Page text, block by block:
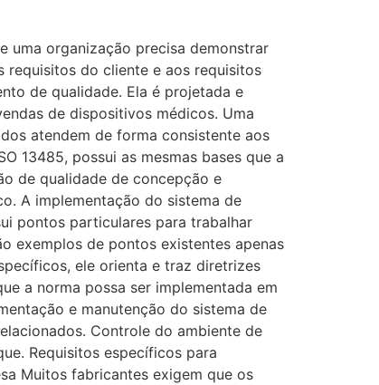
uma organização precisa demonstrar
requisitos do cliente e aos requisitos
de qualidade. Ela é projetada e
de dispositivos médicos. Uma
atendem de forma consistente aos
13485, possui as mesmas bases que a
de qualidade de concepção e
A implementação do sistema de
pontos particulares para trabalhar
exemplos de pontos existentes apenas
ele orienta e traz diretrizes
a norma possa ser implementada em
e manutenção do sistema de
Controle do ambiente de
Requisitos específicos para
Muitos fabricantes exigem que os